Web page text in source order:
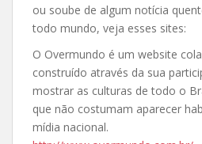
ou soube de algum notícia
todo mundo, veja esses sites:
O Overmundo é um website
construído através da sua
mostrar as culturas de todo o
que não costumam aparecer
mídia nacional.